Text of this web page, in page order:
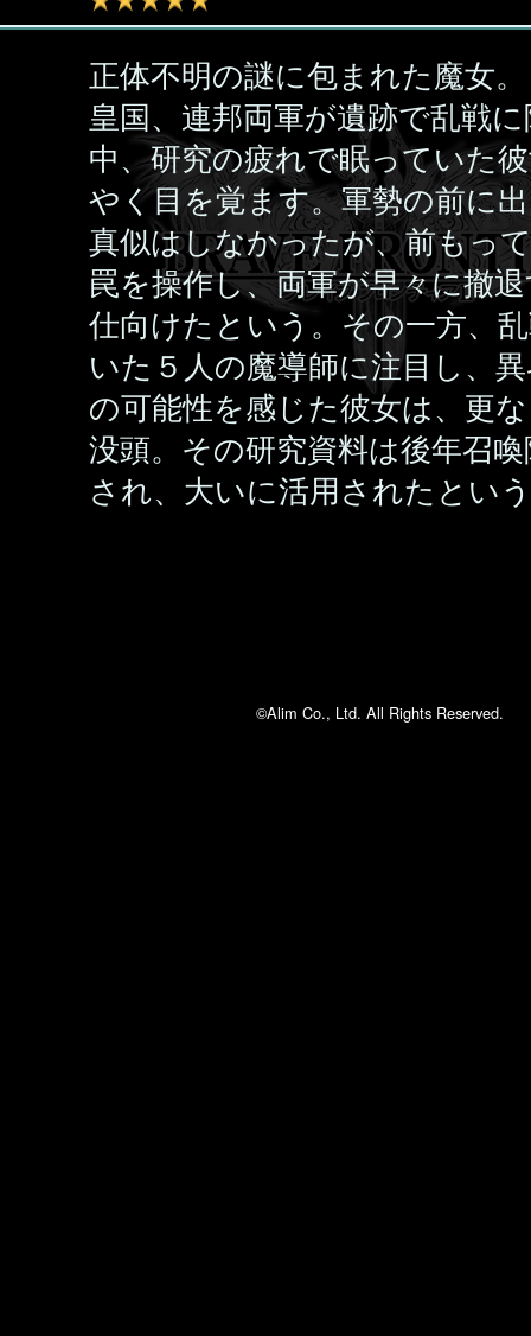
正体不明の謎に包まれた魔女。
皇国、連邦両軍が遺跡で乱戦
中、研究の疲れで眠っていた
やく目を覚ます。軍勢の前に
真似はしなかったが、前もっ
罠を操作し、両軍が早々に撤
仕向けたという。その一方、
いた５人の魔導師に注目し、
の可能性を感じた彼女は、更
没頭。その研究資料は後年召
され、大いに活用されたとい
©Alim Co., Ltd. All Rights Reserved.